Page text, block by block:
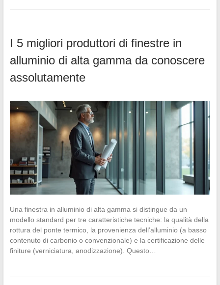
I 5 migliori produttori di finestre in
alluminio di alta gamma da conoscere
assolutamente
Una finestra in alluminio di alta gamma si distingue da un
modello standard per tre caratteristiche tecniche: la qualità della
rottura del ponte termico, la provenienza dell’alluminio (a basso
contenuto di carbonio o convenzionale) e la certificazione delle
finiture (verniciatura, anodizzazione). Questo…